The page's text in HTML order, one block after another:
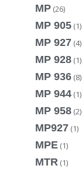
MP (26)
MP 905 (1)
MP 927 (4)
MP 928 (1)
MP 936 (8)
MP 944 (1)
MP 958 (2)
MP927 (1)
MPE (1)
MTR (1)